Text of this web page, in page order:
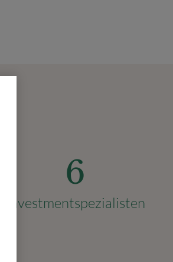
6
Investmentspezialisten